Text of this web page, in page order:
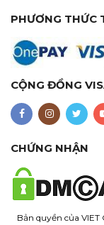
PHƯƠNG THỨC
CỘNG ĐỒNG
CHỨNG NHẬN
Bản quyền của VIET